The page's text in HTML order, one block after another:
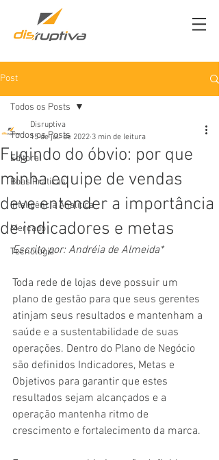
Post
Todos os Posts
Editoral
Boas Práticas
Inteligência Analítica
Mercado
Tecnologia
Todos os Posts
Fugindo do óbvio: por que
minha equipe de vendas
deve entender a importância
de indicadores e metas
Disruptiva
15 de jul. de 2022 3 min de leitura
Escrito por: Andréia de Almeida*
Toda rede de lojas deve possuir um
plano de gestão para que seus gerentes
atinjam seus resultados e mantenham a
saúde e a sustentabilidade de suas
operações. Dentro do Plano de Negócio
são definidos Indicadores, Metas e
Objetivos para garantir que estes
resultados sejam alcançados e a
operação mantenha ritmo de
crescimento e fortalecimento da marca.